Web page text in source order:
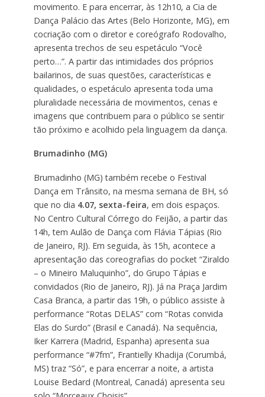
movimento. E para encerrar, às 12h10, a Cia de
Dança Palácio das Artes (Belo Horizonte, MG), em
cocriação com o diretor e coreógrafo Rodovalho,
apresenta trechos de seu espetáculo “Você
perto…”. A partir das intimidades dos próprios
bailarinos, de suas questões, características e
qualidades, o espetáculo apresenta toda uma
pluralidade necessária de movimentos, cenas e
imagens que contribuem para o público se sentir
tão próximo e acolhido pela linguagem da dança.
Brumadinho (MG)
Brumadinho (MG) também recebe o Festival
Dança em Trânsito, na mesma semana de BH, só
que no dia 4.07, sexta-feira, em dois espaços.
No Centro Cultural Córrego do Feijão, a partir das
14h, tem Aulão de Dança com Flávia Tápias (Rio
de Janeiro, RJ). Em seguida, às 15h, acontece a
apresentação das coreografias do pocket “Ziraldo
– o Mineiro Maluquinho”, do Grupo Tápias e
convidados (Rio de Janeiro, RJ). Já na Praça Jardim
Casa Branca, a partir das 19h, o público assiste à
performance “Rotas DELAS” com “Rotas convida
Elas do Surdo” (Brasil e Canadá). Na sequência,
Iker Karrera (Madrid, Espanha) apresenta sua
performance “#7fm”, Frantielly Khadija (Corumbá,
MS) traz “Só”, e para encerrar a noite, a artista
Louise Bedard (Montreal, Canadá) apresenta seu